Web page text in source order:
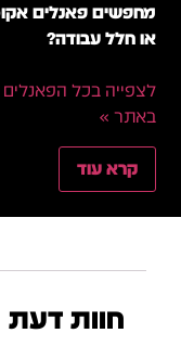
מחפשים פאנלים
או חלל עבודה?
לצפייה בכל הפאנלים
באתר »
קרא עוד
חוות דעת